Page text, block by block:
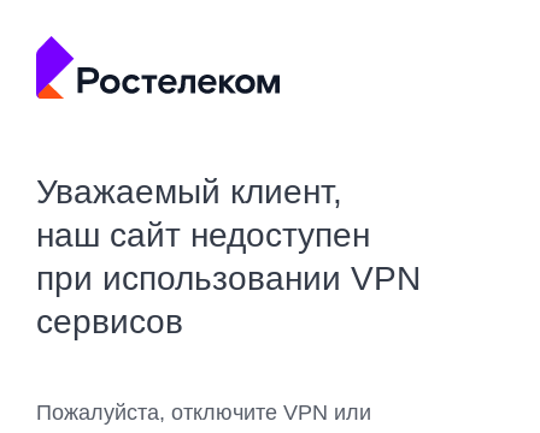
Уважаемый клиент,
наш сайт недоступен
при использовании VPN
сервисов
Пожалуйста, отключите VPN или